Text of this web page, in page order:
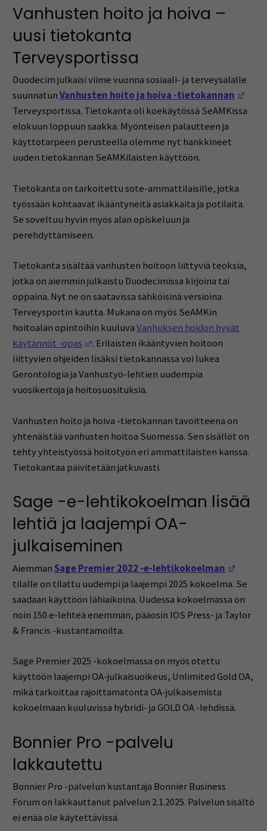
Vanhusten hoito ja hoiva –
uusi tietokanta
Terveysportissa
Duodecim julkaisi viime vuonna sosiaali- ja terveysalalle
suunnatunVanhusten hoito ja hoiva -tietokannan
Terveysportissa. Tietokanta oli koekäytössä SeAMKissa
elokuun loppuun saakka. Myönteisen palautteen ja
käyttötarpeen perusteella olemme nyt hankkineet
uuden tietokannan SeAMKilaisten käyttöön.
Tietokanta on tarkoitettu sote-ammattilaisille, jotka
työssään kohtaavat ikääntyneitä asiakkaita ja potilaita.
Se soveltuu hyvin myös alan opiskeluun ja
perehdyttämiseen.
Tietokanta sisältää vanhusten hoitoon liittyviä teoksia,
jotka on aiemmin julkaistu Duodecimissa kirjoina tai
oppaina. Nyt ne on saatavissa sähköisinä versioina
Terveysportin kautta. Mukana on myös SeAMKin
hoitoalan opintoihin kuuluvaVanhuksen hoidon hyvät
käytännöt -opas
(Opens in a new window)
. Erilaisten ikääntyvien hoitoon
liittyvien ohjeiden lisäksi tietokannassa voi lukea
Gerontologia ja Vanhustyö-lehtien uudempia
vuosikertoja ja hoitosuosituksia.
Vanhusten hoito ja hoiva -tietokannan tavoitteena on
yhtenäistää vanhusten hoitoa Suomessa. Sen sisällöt on
tehty yhteistyössä hoitotyön eri ammattilaisten kanssa.
Tietokantaa päivitetään jatkuvasti.
Sage -e-lehtikokoelman lisää
lehtiä ja laajempi OA-
julkaiseminen
Aiemman Sage Premier 2022 -e-lehtikokoelman
tilalle on tilattu uudempi ja laajempi 2025 kokoelma. Se
saadaan käyttöön lähiaikoina. Uudessa kokoelmassa on
noin 150 e-lehteä enemmän, pääosin IOS Press- ja Taylor
& Francis -kustantamoilta.
Sage Premier 2025 -kokoelmassa on myös otettu
käyttöön laajempi OA-julkaisuoikeus, Unlimited Gold OA,
mikä tarkoittaa rajoittamatonta OA-julkaisemista
kokoelmaan kuuluvissa hybridi- ja GOLD OA -lehdissä.
Bonnier Pro -palvelu
lakkautettu
Bonnier Pro -palvelun kustantaja Bonnier Business
Forum on lakkauttanut palvelun 2.1.2025. Palvelun sisältö
ei enää ole käytettävissä.